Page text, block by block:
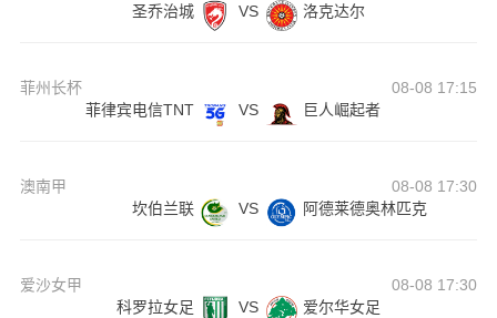
圣乔治城
VS 洛克达尔
菲州长杯
08-08 17:15
菲律宾电信TNT
VS 巨人崛起者
澳南甲
08-08 17:30
坎伯兰联
VS 阿德莱德奥林匹克
爱沙女甲
08-08 17:30
科罗拉女足
VS 爱尔华女足